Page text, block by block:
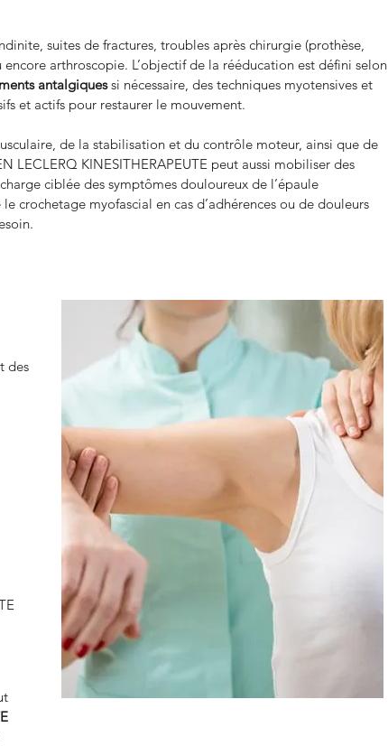
suites de fractures, troubles après chirurgie (prothèse,
arthroscopie. L’objectif de la rééducation est défini selon
antalgiques si nécessaire, des techniques myotensives et
et actifs pour restaurer le mouvement.
de la stabilisation et du contrôle moteur, ainsi que de
KINESITHERAPEUTE peut aussi mobiliser des
ciblée des symptômes douloureux de l’épaule
crochetage myofascial en cas d’adhérences ou de douleurs
des